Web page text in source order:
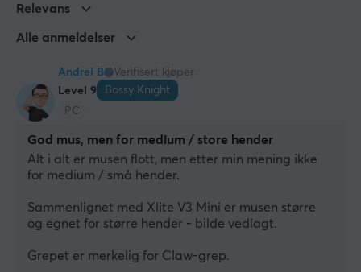
EGENSKAPER
Sensormodell
PAW3395
Sensor
Type bryter
Relevans
Alle anmeldelser
Andrei B
Verifisert kjøper
Level 9
Bossy Knight
PC
God mus, men for medium / store hender
Alt i alt er musen flott, men etter min mening ikke
for medium / små hender.
Sammenlignet med Xlite V3 Mini er musen større
og egnet for større hender - bilde vedlagt.
Grepet er merkelig for Claw-grep.